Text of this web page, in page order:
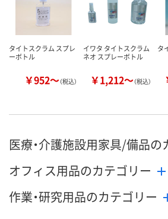
タイトスクラム スプレ
ーボトル
￥952～（税込）
イワタ タイトスクラム
ネオ スプレーボトル
￥1,212～（税込）
タ
医療・介護施設用家具/備品の
オフィス用品のカテゴリー
作業・研究用品のカテゴリー